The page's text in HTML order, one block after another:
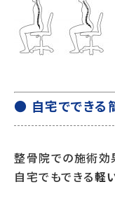
● 自宅でできる
整骨院での施術効
自宅でもできる軽